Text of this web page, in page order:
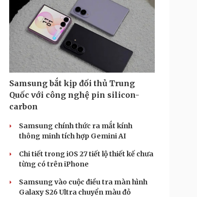
Samsung bắt kịp đối thủ Trung
Quốc với công nghệ pin silicon-
carbon
Samsung chính thức ra mắt kính
thông minh tích hợp Gemini AI
Chi tiết trong iOS 27 tiết lộ thiết kế chưa
từng có trên iPhone
Samsung vào cuộc điều tra màn hình
Galaxy S26 Ultra chuyển màu đỏ